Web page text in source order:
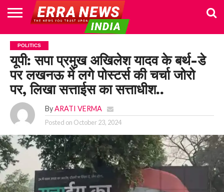
HOME
POLITICS
NEWS
BUSINESS
CULTURE
NATIONAL
SPORTS
LIFESTYLE
TRAVEL
OPINION
BREAKING
NEWS
ENTERTAINMENT
WORLD
CRIME
JOIN
US
POLITICS
यूपी: सपा प्रमुख अखिलेश यादव के बर्थ-डे
पर लखनऊ में लगे पोस्टर्स की चर्चा जोरो
पर, लिखा सत्ताईस का सत्ताधीश..
By ARATI VERMA
Posted on October 23, 2024